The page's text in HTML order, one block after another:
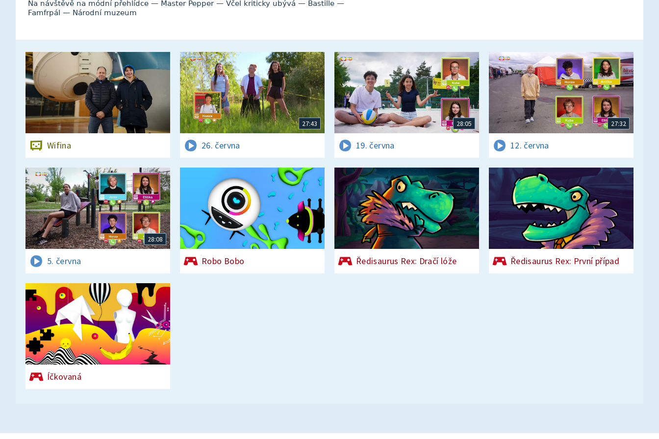
Na návštěvě na módní přehlídce — Master Pepper — Včel kriticky ubývá — Bastille —
Famfrpál — Národní muzeum
Wifina
27:43
26. června
28:05
19. června
27:32
12. června
28:08
5. června Robo Bobo Ředisaurus Rex: Dračí lóže Ředisaurus Rex: První případ
Íčkovaná